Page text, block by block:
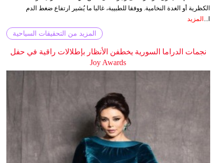
الكظرية أو الغدة النخامية. ووفقا للطبيبة، غالبا ما يُشير ارتفاع ضغط الدم
ا... المزيد
المزيد من التحقيقات السياحية
نجمات الدراما السورية يخطفن الأنظار بإطلالات راقية في حفل
Joy Awards